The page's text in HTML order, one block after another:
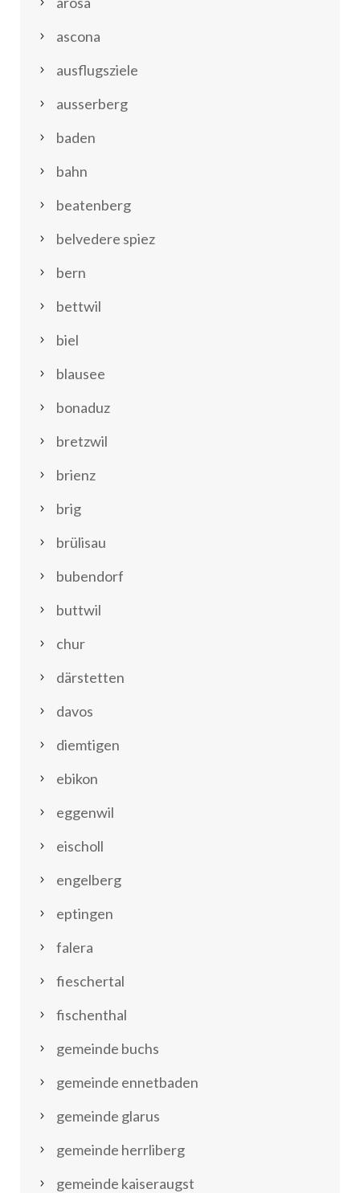
ascona
ausflugsziele
ausserberg
baden
bahn
beatenberg
belvedere spiez
bern
bettwil
biel
blausee
bonaduz
bretzwil
brienz
brig
brülisau
bubendorf
buttwil
chur
därstetten
davos
diemtigen
ebikon
eggenwil
eischoll
engelberg
eptingen
falera
fieschertal
fischenthal
gemeinde buchs
gemeinde ennetbaden
gemeinde glarus
gemeinde herrliberg
gemeinde kaiseraugst